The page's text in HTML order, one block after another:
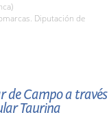
Diputación de
de Campo a través
Taurina